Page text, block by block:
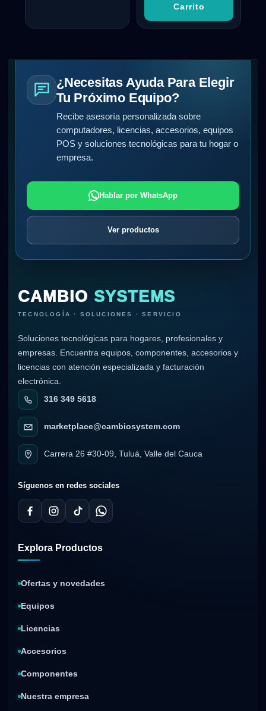
Carrito
¿Necesitas Ayuda Para Elegir
Tu Próximo Equipo?
Recibe asesoría personalizada sobre
computadores, licencias, accesorios, equipos
POS y soluciones tecnológicas para tu hogar o
empresa.
Hablar por WhatsApp
Ver productos
CAMBIO SYSTEMS
TECNOLOGÍA · SOLUCIONES · SERVICIO
Soluciones tecnológicas para hogares, profesionales y
empresas. Encuentra equipos, componentes, accesorios y
licencias con atención especializada y facturación
electrónica.
316 349 5618
marketplace@cambiosystem.com
Carrera 26 #30-09, Tuluá, Valle del Cauca
Síguenos en redes sociales
Explora Productos
Ofertas y novedades
Equipos
Licencias
Accesorios
Componentes
Nuestra empresa